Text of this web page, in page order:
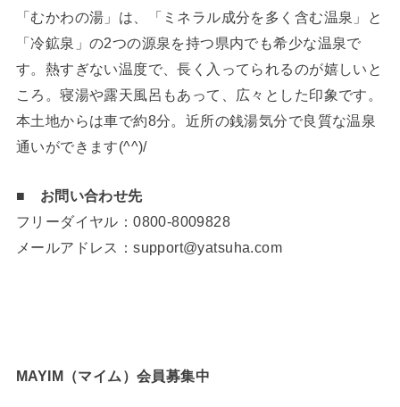
「むかわの湯」は、「ミネラル成分を多く含む温泉」と
「冷鉱泉」の2つの源泉を持つ県内でも希少な温泉で
す。熱すぎない温度で、長く入ってられるのが嬉しいと
ころ。寝湯や露天風呂もあって、広々とした印象です。
本土地からは車で約8分。近所の銭湯気分で良質な温泉
通いができます(^^)/
■ お問い合わせ先
フリーダイヤル：0800-8009828
メールアドレス：support@yatsuha.com
MAYIM（マイム）会員募集中